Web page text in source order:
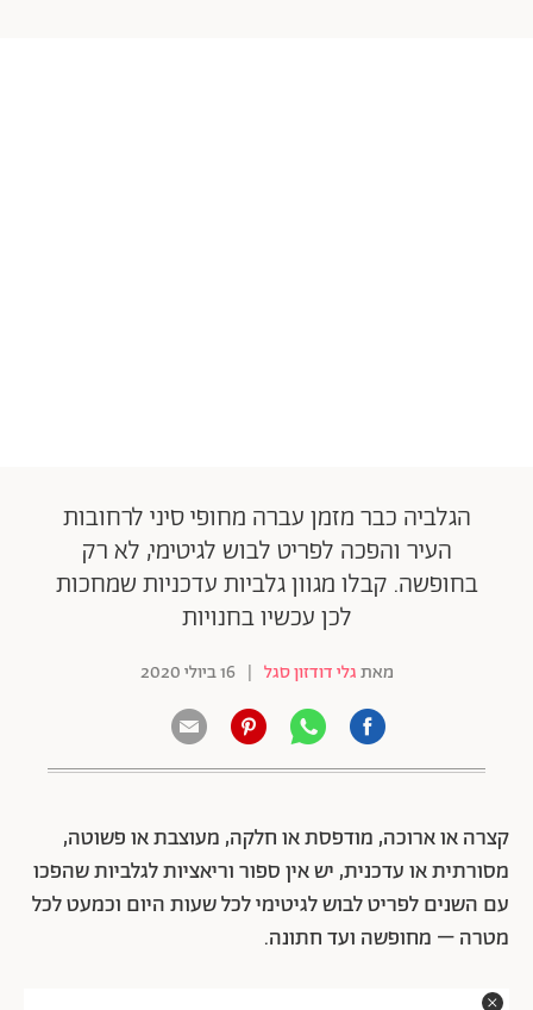
הגלביה כבר מזמן עברה מחופי סיני לרחובות
העיר והפכה לפריט לבוש לגיטימי, לא רק
בחופשה. קבלו מגוון גלביות עדכניות שמחכות
לכן עכשיו בחנויות
מאתגלי דודזון סגל | 16 ביולי 2020
קצרה או ארוכה, מודפסת או חלקה, מעוצבת או פשוטה,
מסורתית או עדכנית, יש אין ספור וריאציות לגלביות שהפכו
עם השנים לפריט לבוש לגיטימי לכל שעות היום וכמעט לכל
מטרה – מחופשה ועד חתונה.